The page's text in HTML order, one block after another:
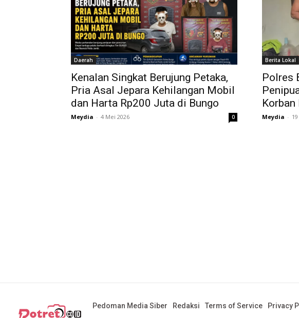
Daerah
Kenalan Singkat Berujung Petaka,
Pria Asal Jepara Kehilangan Mobil
dan Harta Rp200 Juta di Bungo
Meydia - 4 Mei 2026 0
Berita Lokal
Polres
Korban
Meydia -
Pedoman Media Siber Redaksi Terms of Service Privacy